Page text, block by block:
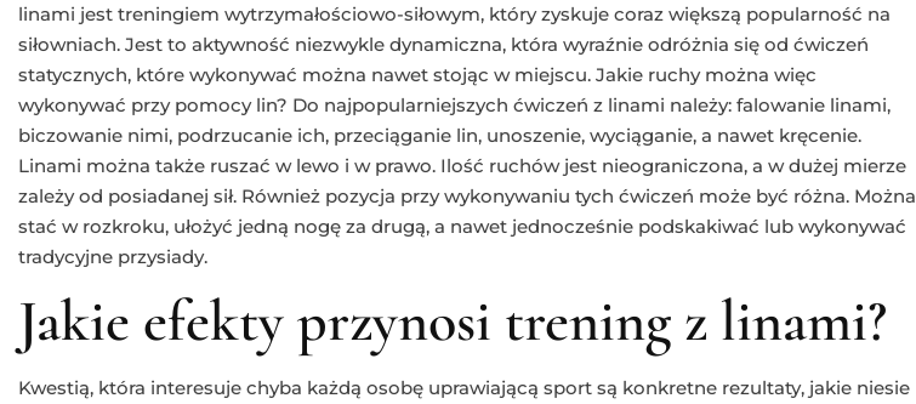
linami jest treningiem wytrzymałościowo-siłowym, który zyskuje coraz większą popularność na
siłowniach. Jest to aktywność niezwykle dynamiczna, która wyraźnie odróżnia się od ćwiczeń
statycznych, które wykonywać można nawet stojąc w miejscu. Jakie ruchy można więc
wykonywać przy pomocy lin? Do najpopularniejszych ćwiczeń z linami należy: falowanie linami,
biczowanie nimi, podrzucanie ich, przeciąganie lin, unoszenie, wyciąganie, a nawet kręcenie.
Linami można także ruszać w lewo i w prawo. Ilość ruchów jest nieograniczona, a w dużej mierze
zależy od posiadanej sił. Również pozycja przy wykonywaniu tych ćwiczeń może być różna. Można
stać w rozkroku, ułożyć jedną nogę za drugą, a nawet jednocześnie podskakiwać lub wykonywać
tradycyjne przysiady.
Jakie efekty przynosi trening z linami?
Kwestią, która interesuje chyba każdą osobę uprawiającą sport są konkretne rezultaty, jakie niesie